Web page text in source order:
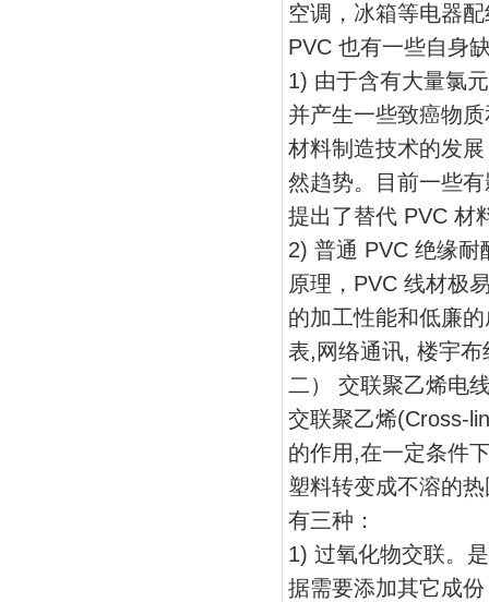
空调，冰箱等电器
PVC 也有一些自身
1) 由于含有大量氯
并产生一些致癌物
材料制造技术的发
然趋势。目前一些
提出了替代 PVC 材
2) 普通 PVC 绝缘
原理，PVC 线材极
的加工性能和低廉
表,网络通讯, 楼宇
二） 交联聚乙烯电
交联聚乙烯(Cross-
的作用,在一定条件
塑料转变成不溶的
有三种：
1) 过氧化物交联。
据需要添加其它成